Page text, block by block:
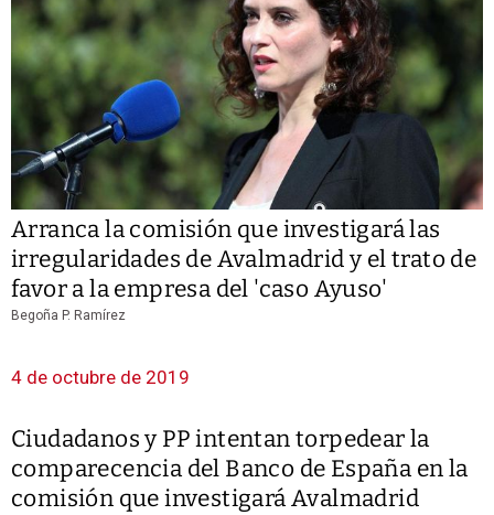
Arranca la comisión que investigará las
irregularidades de Avalmadrid y el trato de
favor a la empresa del 'caso Ayuso'
Begoña P. Ramírez
4 de octubre de 2019
Ciudadanos y PP intentan torpedear la
comparecencia del Banco de España en la
comisión que investigará Avalmadrid